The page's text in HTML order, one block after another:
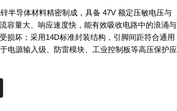
半导体材料精密制成，具备 47V 额定压敏电压与
容量大、响应速度快，能有效吸收电路中的浪涌与
损坏；采用14D标准封装结构，引脚间距符合通用
电源输入级、防雷模块、工业控制板等高压保护应